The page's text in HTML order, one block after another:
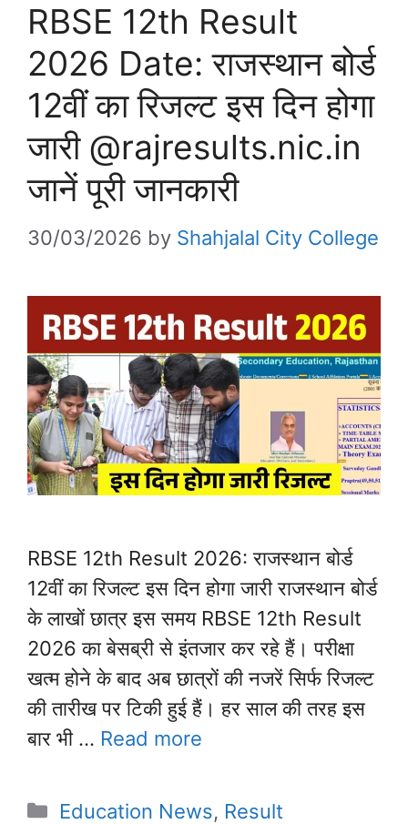
RBSE 12th Result
2026 Date: राजस्थान बोर्ड
12वीं का रिजल्ट इस दिन होगा
जारी @rajresults.nic.in
जानें पूरी जानकारी
30/03/2026 by Shahjalal City College
RBSE 12th Result 2026: राजस्थान बोर्ड
12वीं का रिजल्ट इस दिन होगा जारी राजस्थान बोर्ड
के लाखों छात्र इस समय RBSE 12th Result
2026 का बेसब्री से इंतजार कर रहे हैं। परीक्षा
खत्म होने के बाद अब छात्रों की नजरें सिर्फ रिजल्ट
की तारीख पर टिकी हुई हैं। हर साल की तरह इस
बार भी … Read more
Categories
Education News, Result